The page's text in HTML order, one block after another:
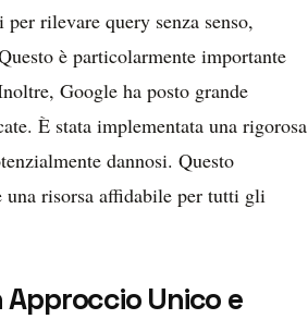
rilevare query senza senso,
è particolarmente importante
Google ha posto grande
È stata implementata una rigorosa
dannosi. Questo
una risorsa affidabile per tutti gli
Approccio Unico e